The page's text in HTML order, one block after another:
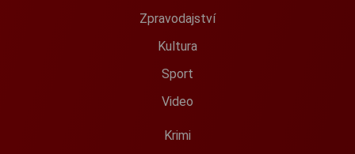
Zpravodajství
Kultura
Sport
Video
Krimi